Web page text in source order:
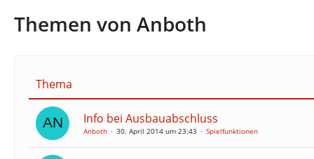
Themen von Anboth
Thema
Info bei Ausbauabschluss
Anboth 30. April 2014 um 23:43 Spielfunktionen